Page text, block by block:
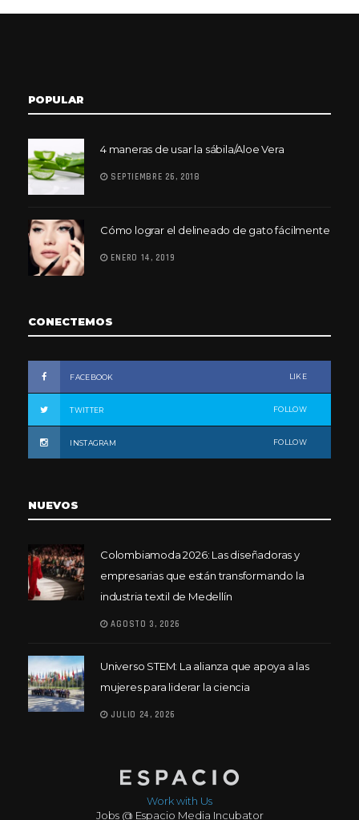
POPULAR
4 maneras de usar la sábila/Aloe Vera
SEPTIEMBRE 26, 2018
Cómo lograr el delineado de gato fácilmente
ENERO 14, 2019
CONECTEMOS
FACEBOOK LIKE
TWITTER FOLLOW
INSTAGRAM FOLLOW
NUEVOS
Colombiamoda 2026: Las diseñadoras y
empresarias que están transformando la
industria textil de Medellín
AGOSTO 3, 2026
Universo STEM: La alianza que apoya a las
mujeres para liderar la ciencia
JULIO 24, 2026
Work with Us
Jobs @ Espacio Media Incubator